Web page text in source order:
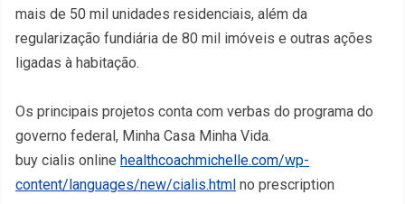
mais de 50 mil unidades residenciais, além da
regularização fundiária de 80 mil imóveis e outras ações
ligadas à habitação.
Os principais projetos conta com verbas do programa do
governo federal, Minha Casa Minha Vida.
buy cialis online healthcoachmichelle.com/wp-
content/languages/new/cialis.html no prescription